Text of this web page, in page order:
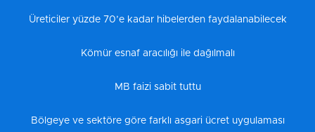
Üreticiler yüzde 70’e kadar hibelerden faydalanabilecek
Kömür esnaf aracılığı ile dağılmalı
MB faizi sabit tuttu
Bölgeye ve sektöre göre farklı asgari ücret uygulaması